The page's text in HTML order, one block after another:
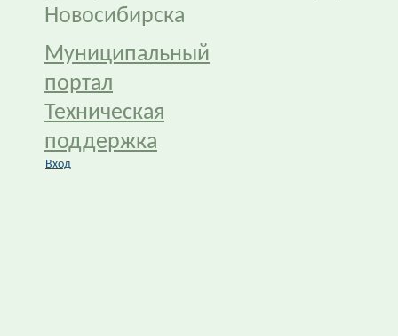
Новосибирска
Муниципальный
портал
Техническая
поддержка
Вход